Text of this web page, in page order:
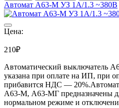
Автомат А63-М УЗ 1А/1.3 ~380В
Цена:
210₽
Автоматический выключатель
указана при оплате на ИП, при
прибавится НДС ―
А63-М, А63-МГ предназначены
нормальном режиме и